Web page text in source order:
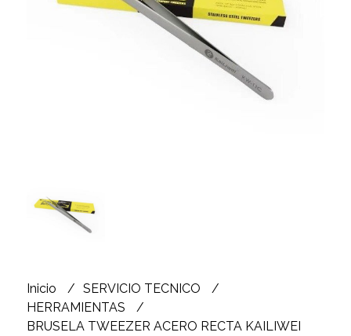
Inicio
SERVICIO TECNICO
HERRAMIENTAS
BRUSELA TWEEZER ACERO RECTA KAILIWEI